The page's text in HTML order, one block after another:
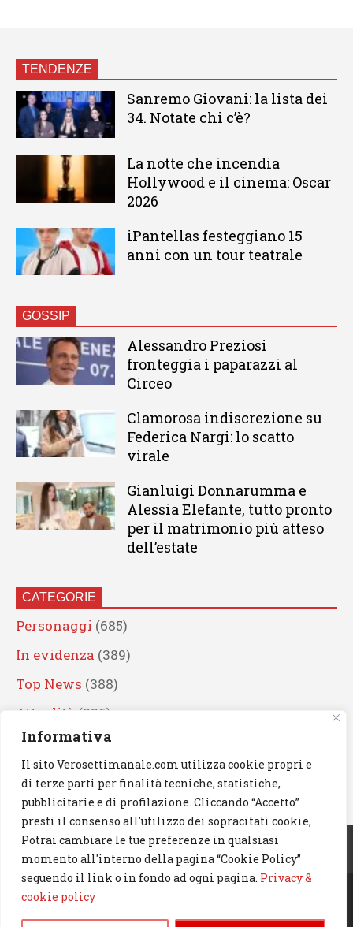
Informativa
Il sito Verosettimanale.com utilizza cookie propri e
di terze parti per finalità tecniche, statistiche,
pubblicitarie e di profilazione. Cliccando “Accetto”
presti il consenso all'utilizzo dei sopracitati cookie,
Potrai cambiare le tue preferenze in qualsiasi
momento all'interno della pagina “Cookie Policy”
seguendo il link o in fondo ad ogni pagina. Privacy &
cookie policy
TENDENZE
Sanremo Giovani: la lista dei
34. Notate chi c’è?
La notte che incendia
Hollywood e il cinema: Oscar
2026
iPantellas festeggiano 15
anni con un tour teatrale
GOSSIP
Alessandro Preziosi
fronteggia i paparazzi al
Circeo
Clamorosa indiscrezione su
Federica Nargi: lo scatto
virale
Gianluigi Donnarumma e
Alessia Elefante, tutto pronto
per il matrimonio più atteso
dell’estate
CATEGORIE
Personaggi (685)
In evidenza (389)
Top News (388)
Attualità (336)
Eventi(330)
Artisti (241)
News(238)
Cerca
© 2023 Verosettimanale.com. All rights reserved.